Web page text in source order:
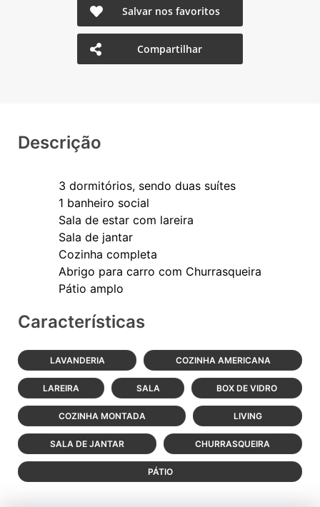
Salvar nos favoritos
Compartilhar
Descrição
3 dormitórios, sendo duas suítes
1 banheiro social
Sala de estar com lareira
Sala de jantar
Cozinha completa
Abrigo para carro com Churrasqueira
Características
LAVANDERIA COZINHA AMERICANA
LAREIRA SALA BOX DE VIDRO
COZINHA MONTADA LIVING
SALA DE JANTAR CHURRASQUEIRA
PÁTIO